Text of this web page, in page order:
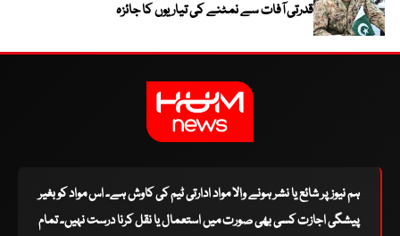
قدرتی آفات سے نمٹنے کی تیاریوں کا جائزہ
ہم نیوز پر شائع یا نشر ہونے والا مواد ادارتی ٹیم کی کاوش ہے۔ اس مواد کو بغیر
پیشگی اجازت کسی بھی صورت میں استعمال یا نقل کرنا درست نہیں۔ تمام